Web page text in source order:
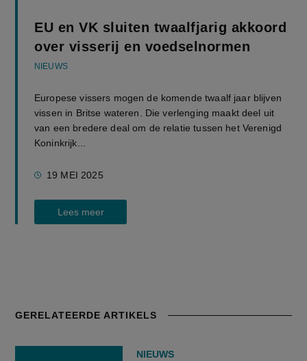
EU en VK sluiten twaalfjarig akkoord
over visserij en voedselnormen
NIEUWS
Europese vissers mogen de komende twaalf jaar blijven
vissen in Britse wateren. Die verlenging maakt deel uit
van een bredere deal om de relatie tussen het Verenigd
Koninkrijk...
19 MEI 2025
Lees meer
GERELATEERDE ARTIKELS
NIEUWS